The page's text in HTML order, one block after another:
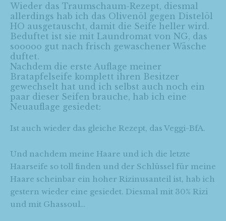
Wieder das Traumschaum-Rezept, diesmal
allerdings hab ich das Olivenöl gegen Distelöl
HO ausgetauscht, damit die Seife heller wird.
Beduftet ist sie mit Laundromat von NG, das
sooooo gut nach frisch gewaschener Wäsche
duftet.
Nachdem die erste Auflage meiner
Bratapfelseife komplett ihren Besitzer
gewechselt hat und ich selbst auch noch ein
paar dieser Seifen brauche, hab ich eine
Neuauflage gesiedet:
Ist auch wieder das gleiche Rezept, das Veggi-BfA.
Und nachdem meine Haare und ich die letzte
Haarseife so toll finden und der Schlüssel für meine
Haare scheinbar ein hoher Rizinusanteil ist, hab ich
gestern wieder eine gesiedet. Diesmal mit 30% Rizi
und mit Ghassoul…